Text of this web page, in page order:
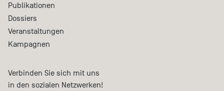
Publikationen
Dossiers
Veranstaltungen
Kampagnen
Verbinden Sie sich mit uns
in den sozialen Netzwerken!